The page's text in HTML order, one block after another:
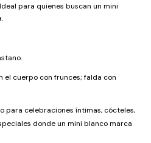
para quienes buscan un mini
el cuerpo con frunces; falda con
para celebraciones íntimas, cócteles,
donde un mini blanco marca